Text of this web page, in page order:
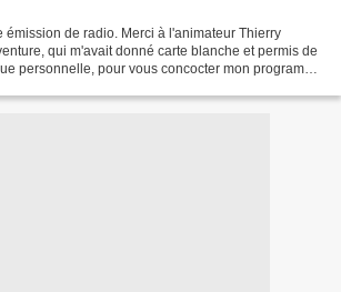
émission de radio. Merci à l'animateur Thierry
qui m'avait donné carte blanche et permis de
personnelle, pour vous concocter mon programme